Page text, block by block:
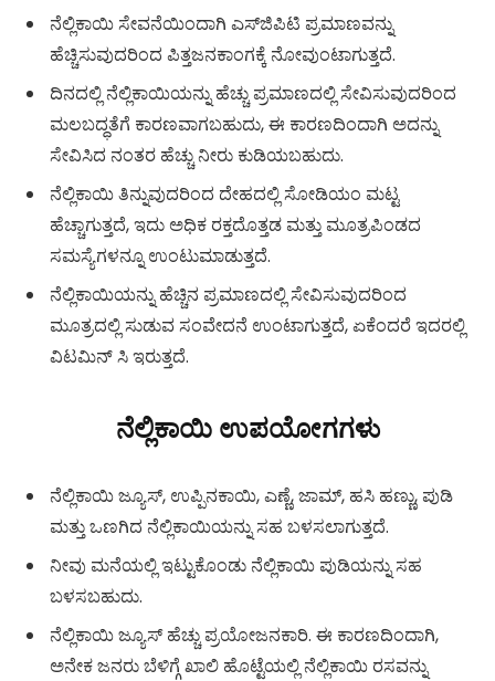
ನೆಲ್ಲಿಕಾಯಿ ಸೇವನೆಯಿಂದಾಗಿ ಎಸ್‌ಜಿಪಿಟಿ ಪ್ರಮಾಣವನ್ನು
ಹೆಚ್ಚಿಸುವುದರಿಂದ ಪಿತ್ತಜನಕಾಂಗಕ್ಕೆ ನೋವುಂಟಾಗುತ್ತದೆ.
ದಿನದಲ್ಲಿ ನೆಲ್ಲಿಕಾಯಿಯನ್ನು ಹೆಚ್ಚು ಪ್ರಮಾಣದಲ್ಲಿ ಸೇವಿಸುವುದರಿಂದ
ಮಲಬದ್ಧತೆಗೆ ಕಾರಣವಾಗಬಹುದು, ಈ ಕಾರಣದಿಂದಾಗಿ ಅದನ್ನು
ಸೇವಿಸಿದ ನಂತರ ಹೆಚ್ಚು ನೀರು ಕುಡಿಯಬಹುದು.
ನೆಲ್ಲಿಕಾಯಿ ತಿನ್ನುವುದರಿಂದ ದೇಹದಲ್ಲಿ ಸೋಡಿಯಂ ಮಟ್ಟ
ಹೆಚ್ಚಾಗುತ್ತದೆ, ಇದು ಅಧಿಕ ರಕ್ತದೊತ್ತಡ ಮತ್ತು ಮೂತ್ರಪಿಂಡದ
ಸಮಸ್ಯೆಗಳನ್ನೂ ಉಂಟುಮಾಡುತ್ತದೆ.
ನೆಲ್ಲಿಕಾಯಿಯನ್ನು ಹೆಚ್ಚಿನ ಪ್ರಮಾಣದಲ್ಲಿ ಸೇವಿಸುವುದರಿಂದ
ಮೂತ್ರದಲ್ಲಿ ಸುಡುವ ಸಂವೇದನೆ ಉಂಟಾಗುತ್ತದೆ, ಏಕೆಂದರೆ ಇದರಲ್ಲಿ
ವಿಟಮಿನ್ ಸಿ ಇರುತ್ತದೆ.
ನೆಲ್ಲಿಕಾಯಿ ಉಪಯೋಗಗಳು
ನೆಲ್ಲಿಕಾಯಿ ಜ್ಯೂಸ್, ಉಪ್ಪಿನಕಾಯಿ, ಎಣ್ಣೆ, ಜಾಮ್, ಹಸಿ ಹಣ್ಣು, ಪುಡಿ
ಮತ್ತು ಒಣಗಿದ ನೆಲ್ಲಿಕಾಯಿಯನ್ನು ಸಹ ಬಳಸಲಾಗುತ್ತದೆ.
ನೀವು ಮನೆಯಲ್ಲಿ ಇಟ್ಟುಕೊಂಡು ನೆಲ್ಲಿಕಾಯಿ ಪುಡಿಯನ್ನು ಸಹ
ಬಳಸಬಹುದು.
ನೆಲ್ಲಿಕಾಯಿ ಜ್ಯೂಸ್ ಹೆಚ್ಚು ಪ್ರಯೋಜನಕಾರಿ. ಈ ಕಾರಣದಿಂದಾಗಿ,
ಅನೇಕ ಜನರು ಬೆಳಿಗ್ಗೆ ಖಾಲಿ ಹೊಟ್ಟೆಯಲ್ಲಿ ನೆಲ್ಲಿಕಾಯಿ ರಸವನ್ನು